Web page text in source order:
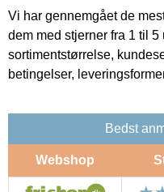
Vi har gennemgået de
dem med stjerner fra 1 til
sortimentstørrelse,
betingelser,
Bedst
Webshop